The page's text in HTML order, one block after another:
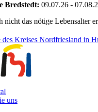
Bredstedt: 09.07.26 -
nicht das nötige Lebensalter
Kreises Nordfriesland in
uns